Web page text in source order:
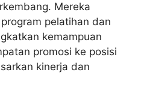
Mereka
pelatihan dan
kemampuan
promosi ke posisi
kinerja dan